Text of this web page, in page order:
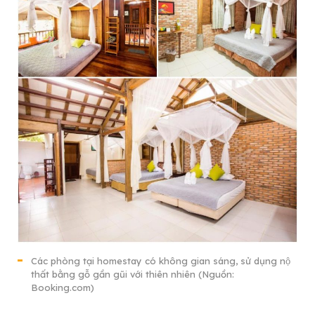
Các phòng tại homestay có không gian sáng, sử dụng nộ
thất bằng gỗ gần gũi với thiên nhiên (Nguồn:
Booking.com)